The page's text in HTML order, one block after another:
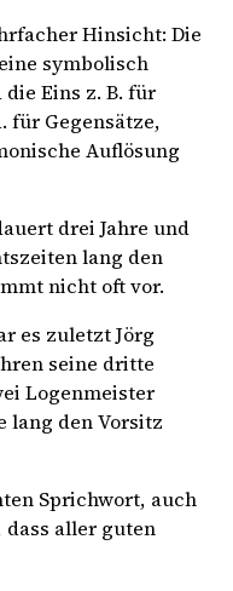
Hinsicht: Die
symbolisch
Eins z. B. für
für Gegensätze,
Auflösung
drei Jahre und
lang den
nicht oft vor.
es zuletzt Jörg
seine dritte
Logenmeister
lang den Vorsitz
Sprichwort, auch
aller guten